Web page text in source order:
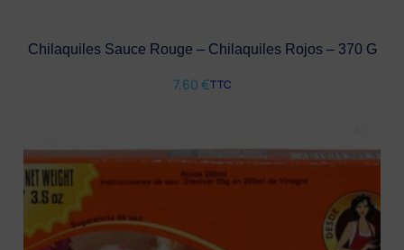
Chilaquiles Sauce Rouge – Chilaquiles Rojos – 370 G
7,60 €TTC